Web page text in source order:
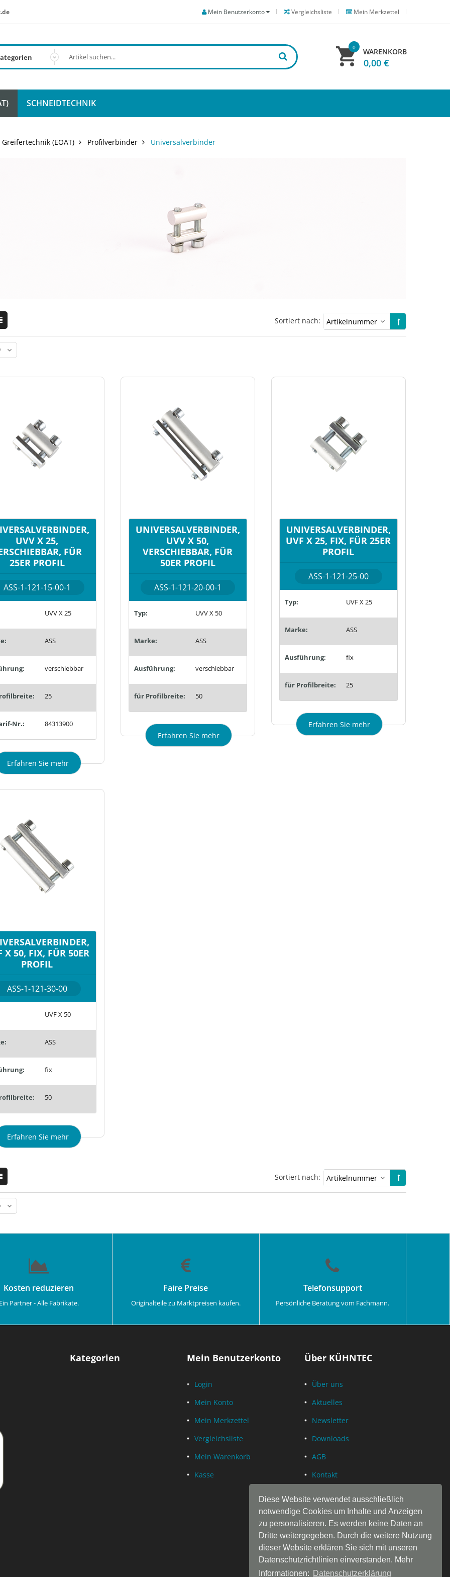
Diese Website verwendet ausschließlich
notwendige Cookies um Inhalte und Anzeigen
zu personalisieren. Es werden keine Daten an
Dritte weitergegeben. Durch die weitere Nutzung
dieser Website erklären Sie sich mit unseren
Datenschutzrichtlinien einverstanden. Mehr
Informationen:
Datenschutzerklärung
Mein Merkzettel
Vergleichsliste
Mein Benutzerkonto
WARENKORB
0
0,00 €
SCHNEIDTECHNIK
Greifertechnik (EOAT) Profilverbinder Universalverbinder
Sortiert nach:
UVV X 25,
FÜR
25ER PROFIL
ASS-1-121-15-00-1
UVV X 25
ASS
verschiebbar
25
Nr.: 84313900
Erfahren Sie mehr
UNIVERSALVERBINDER,
UVV X 50,
VERSCHIEBBAR, FÜR
50ER PROFIL
ASS-1-121-20-00-1
Typ: UVV X 50
Marke: ASS
Ausführung: verschiebbar
für Profilbreite: 50
Erfahren Sie mehr
UNIVERSALVERBINDER,
UVF X 25, FIX, FÜR 25ER
PROFIL
ASS-1-121-25-00
Typ: UVF X 25
Marke: ASS
Ausführung: fix
für Profilbreite: 25
Erfahren Sie mehr
X 50, FIX, FÜR 50ER
PROFIL
ASS-1-121-30-00
UVF X 50
ASS
fix
50
Erfahren Sie mehr
Sortiert nach:
Kosten reduzieren
Ein Partner - Alle Fabrikate.
Faire Preise
Originalteile zu Marktpreisen kaufen.
Telefonsupport
Persönliche Beratung vom Fachmann.
Kategorien Mein Benutzerkonto
Login
Mein Konto
Mein Merkzettel
Vergleichsliste
Mein Warenkorb
Kasse
Über KÜHNTEC
Über uns
Aktuelles
Newsletter
Downloads
AGB
Kontakt
Impressum